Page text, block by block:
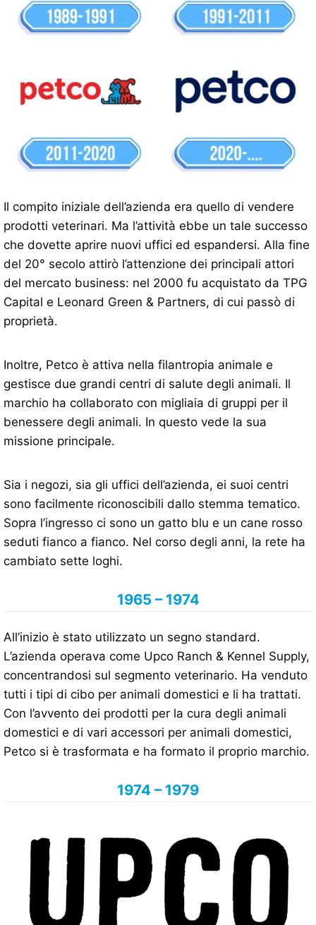
Il compito iniziale dell’azienda era quello di vendere
prodotti veterinari. Ma l’attività ebbe un tale successo
che dovette aprire nuovi uffici ed espandersi. Alla fine
del 20° secolo attirò l’attenzione dei principali attori
del mercato business: nel 2000 fu acquistato da TPG
Capital e Leonard Green & Partners, di cui passò di
proprietà.
Inoltre, Petco è attiva nella filantropia animale e
gestisce due grandi centri di salute degli animali. Il
marchio ha collaborato con migliaia di gruppi per il
benessere degli animali. In questo vede la sua
missione principale.
Sia i negozi, sia gli uffici dell’azienda, ei suoi centri
sono facilmente riconoscibili dallo stemma tematico.
Sopra l’ingresso ci sono un gatto blu e un cane rosso
seduti fianco a fianco. Nel corso degli anni, la rete ha
cambiato sette loghi.
1965 – 1974
All’inizio è stato utilizzato un segno standard.
L’azienda operava come Upco Ranch & Kennel Supply,
concentrandosi sul segmento veterinario. Ha venduto
tutti i tipi di cibo per animali domestici e li ha trattati.
Con l’avvento dei prodotti per la cura degli animali
domestici e di vari accessori per animali domestici,
Petco si è trasformata e ha formato il proprio marchio.
1974 – 1979